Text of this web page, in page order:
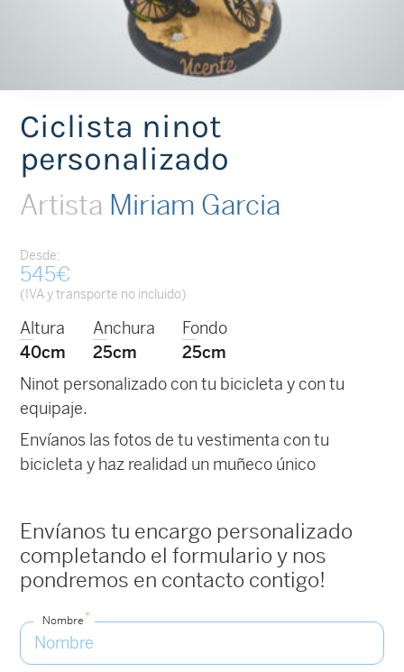
Ciclista ninot
personalizado
Artista Miriam Garcia
Desde:
545€
(IVA y transporte no incluido)
Altura
40cm
Anchura
25cm
Fondo
25cm
Ninot personalizado con tu bicicleta y con tu
equipaje.
Envíanos las fotos de tu vestimenta con tu
bicicleta y haz realidad un muñeco único
Envíanos tu encargo personalizado
completando el formulario y nos
pondremos en contacto contigo!
Nombre*